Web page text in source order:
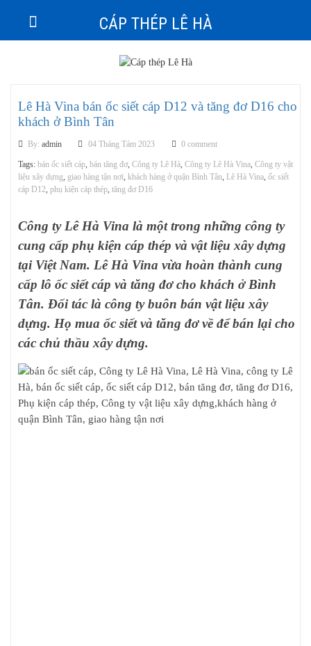
Lê Hà Vina bán ốc siết cáp D12 và tăng đơ D16 cho
khách ở Bình Tân
By: admin 04 Tháng Tám 2023 0 comment
Tags: bán ốc siết cáp, bán tăng đơ, Công ty Lê Hà, Công ty Lê Hà Vina, Công ty vật
liệu xây dựng, giao hàng tận nơi, khách hàng ở quận Bình Tân, Lê Hà Vina, ốc siết
cáp D12, phụ kiện cáp thép, tăng đơ D16
Công ty Lê Hà Vina là một trong những công ty
cung cấp phụ kiện cáp thép và vật liệu xây dựng
tại Việt Nam. Lê Hà Vina vừa hoàn thành cung
cấp lô ốc siết cáp và tăng đơ cho khách ở Bình
Tân. Đối tác là công ty buôn bán vật liệu xây
dựng. Họ mua ốc siết và tăng đơ về để bán lại cho
các chủ thầu xây dựng.
CÁP THÉP LÊ HÀ